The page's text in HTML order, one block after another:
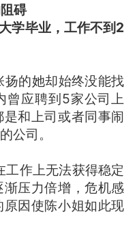
碍
学毕业，工作不到2
的她却始终没能找
曾应聘到5家公司上
和上司或者同事闹
公司。
作上无法获得稳定
压力倍增，危机感
因使陈小姐如此现